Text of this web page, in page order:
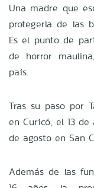
Una madre que
protegerla de las
Es el punto de
de horror
país.
Tras su paso por
en Curicó, el 13
de agosto en San
Además de las